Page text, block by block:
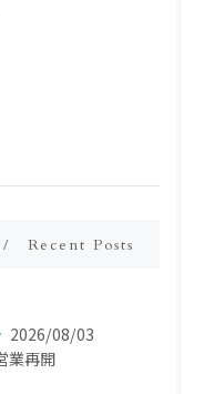
Recent Posts
2026/08/03
業再開